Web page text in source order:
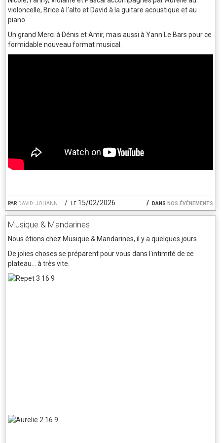
par david-johann le 15/02/2026 dans nos événements
violoncelle, Brice à l'alto et David à la guitare acoustique et au
piano.
Un grand Merci à Dénis et Amir, mais aussi à Yann Le Bars pour ce
formidable nouveau format musical.
Musique & Mandarines
Nous étions chez Musique & Mandarines, il y a quelques jours.
De jolies choses se préparent pour vous dans l'intimité de ce
plateau... à très vite.